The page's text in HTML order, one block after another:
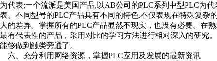
为代表;一个流派是美国产品,以AB公司的PLC系列中型PLC为
表。不同型号的PLC产品具有不同的特色,不仅表现在特殊复
大的差异。掌握所有的PLC产品显然不现实，也没有必要。在
最有代表性的产品，采用对比的学习方法进行相对深入的研究
能够做到触类旁通了。
六、充分利用网络资源，掌握PLC应用及发展的最新资讯